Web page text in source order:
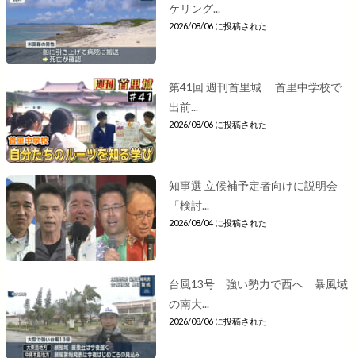
ケリング...
2026/08/06 に投稿された
第41回 週刊首里城 首里中学校で
出前...
2026/08/06 に投稿された
知事選 立候補予定者向けに説明会
「検討...
2026/08/04 に投稿された
台風13号 強い勢力で西へ 暴風域
の南大...
2026/08/06 に投稿された